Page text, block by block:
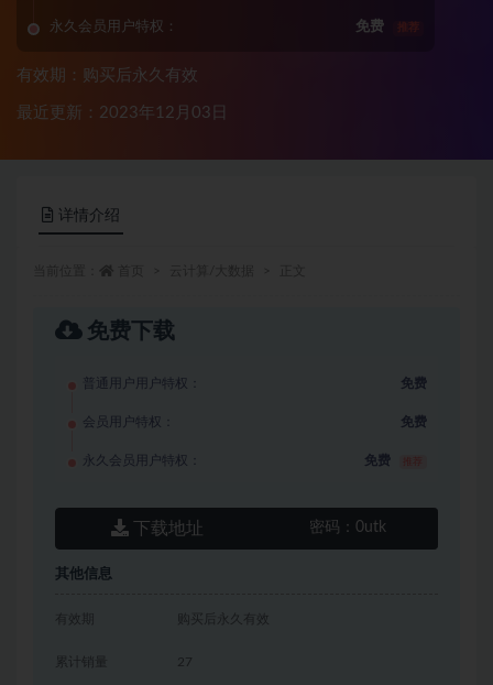
永久会员用户特权： 免费 推荐
有效期：购买后永久有效
最近更新：2023年12月03日
详情介绍
免费下载
普通用户用户特权： 免费
会员用户特权： 免费
永久会员用户特权： 免费
下载地址 密码： 0utk
其他信息
有效期 购买后永久有效
累计销量 27